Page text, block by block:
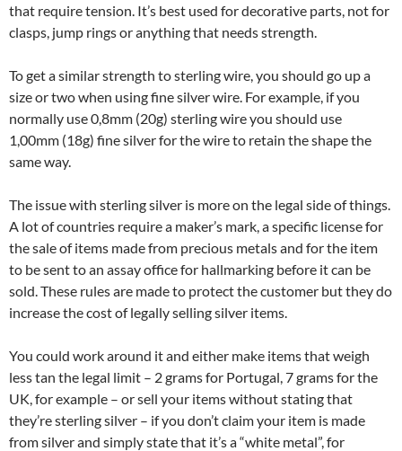
that require tension. It’s best used for decorative parts, not for
clasps, jump rings or anything that needs strength.
To get a similar strength to sterling wire, you should go up a
size or two when using fine silver wire. For example, if you
normally use 0,8mm (20g) sterling wire you should use
1,00mm (18g) fine silver for the wire to retain the shape the
same way.
The issue with sterling silver is more on the legal side of things.
A lot of countries require a maker’s mark, a specific license for
the sale of items made from precious metals and for the item
to be sent to an assay office for hallmarking before it can be
sold. These rules are made to protect the customer but they do
increase the cost of legally selling silver items.
You could work around it and either make items that weigh
less tan the legal limit – 2 grams for Portugal, 7 grams for the
UK, for example – or sell your items without stating that
they’re sterling silver – if you don’t claim your item is made
from silver and simply state that it’s a “white metal”, for